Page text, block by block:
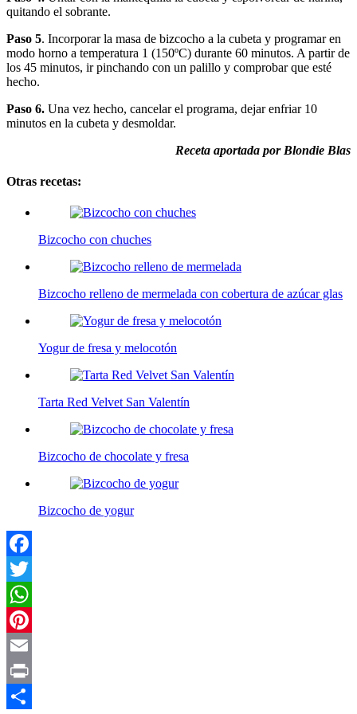
quitando el sobrante.
Paso 5. Incorporar la masa de bizcocho a la cubeta y programar en
modo horno a temperatura 1 (150ºC) durante 60 minutos. A partir de
los 45 minutos, ir pinchando con un palillo y comprobar que esté
hecho.
Paso 6. Una vez hecho, cancelar el programa, dejar enfriar 10
minutos en la cubeta y desmoldar.
Receta aportada por Blondie Blas
Otras recetas:
Bizcocho con chuches
Bizcocho relleno de mermelada con cobertura de azúcar glas
Yogur de fresa y melocotón
Tarta Red Velvet San Valentín
Bizcocho de chocolate y fresa
Bizcocho de yogur
Facebook
Twitter
WhatsApp
Pinterest
Email
Print